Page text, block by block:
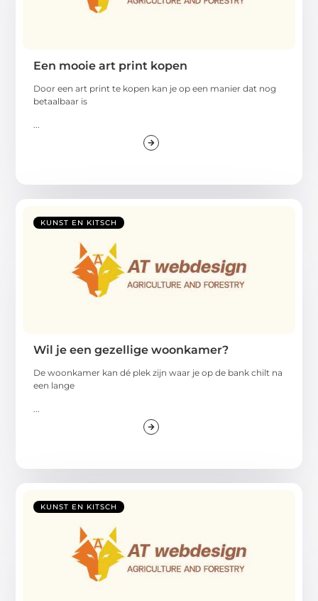
Een mooie art print kopen
Door een art print te kopen kan je op een manier dat nog
betaalbaar is
KUNST EN KITSCH
Wil je een gezellige woonkamer?
De woonkamer kan dé plek zijn waar je op de bank chilt na
een lange
KUNST EN KITSCH